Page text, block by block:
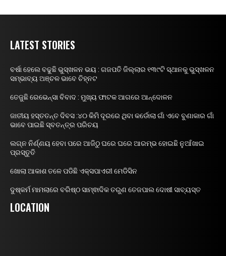
LATEST STORIES
ବର୍ଷା ହେଲେ ବଢୁଛି ଭୁସ୍ଖଳନ ଭୟ : ଗଜପତି ଜିଲ୍ଲାର ୧୩୯ଟି ସ୍ଥାନକୁ ଭୁସ୍ଖଳନ
ସମ୍ଭାବ୍ୟ ଅଞ୍ଚଳ ଭାବେ ଚିହ୍ନଟ
ତେଜୁଛି ରେଭେନ୍ସା ବିବାଦ : ମୁଖ୍ୟ ଫାଟକ ଆଗରେ ଆନ୍ଦୋଳନ
ଜାତୀୟ ହସ୍ତତନ୍ତ ଦିବସ :୪୦ କିମି ଦୂରରେ ଥିବା କର୍ଡୋଲା ଗାଁ ଏବେ ବୁଣାକାର ଗାଁ
ଭାବେ ପାଇଛି ସ୍ବତନ୍ତ୍ର ପରିଚୟ
ଲଗ୍ନ ନିର୍ଣ୍ଣୟ ହେବା ପରେ ଆଜିଠୁ ଘରେ ଘରେ ଆରମ୍ଭ ହୋଇଛି ନୁଆଁଖାଇ
ପ୍ରସ୍ତୁତି
ଖୋଲା ଆକାଶ ତଳେ ପଡିଛି ଏକ୍ସପାଏରୀ ମେଡିସିନ
ଦୁଷ୍କର୍ମ ମାମଲାରେ ବରିଷ୍ଠ ସାମ୍ଵାଦିକ ତରୁଣ ତେଜପାଲ ଦୋଷୀ ସାବ୍ୟସ୍ତ
LOCATION